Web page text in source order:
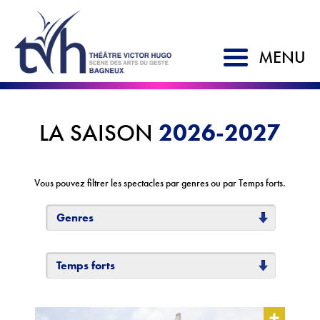
MENU
LE TVH
Historique
L'équipe
LA SAISON 2026-2027
Vous pouvez filtrer les spectacles par genres ou par Temps forts.
Genres
Temps forts